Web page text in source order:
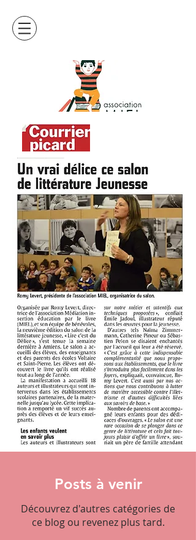
Posts à venir
Découvrez d'autres catégories de
ce blog ou revenez plus tard.